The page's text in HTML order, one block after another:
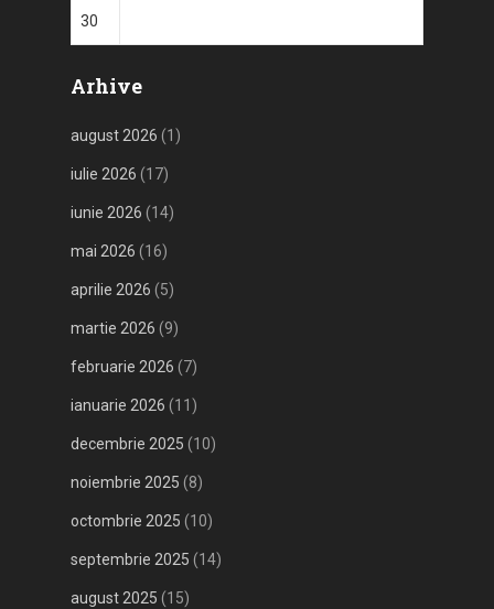
30
Arhive
august 2026 (1)
iulie 2026 (17)
iunie 2026 (14)
mai 2026 (16)
aprilie 2026 (5)
martie 2026 (9)
februarie 2026 (7)
ianuarie 2026 (11)
decembrie 2025 (10)
noiembrie 2025 (8)
octombrie 2025 (10)
septembrie 2025 (14)
august 2025 (15)